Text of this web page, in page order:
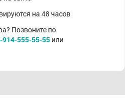
на 48 часов
Позвоните по
914-555-55-55 или